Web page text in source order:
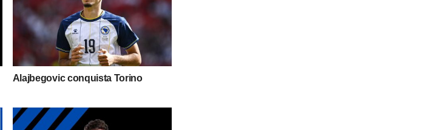
Alajbegovic conquista Torino